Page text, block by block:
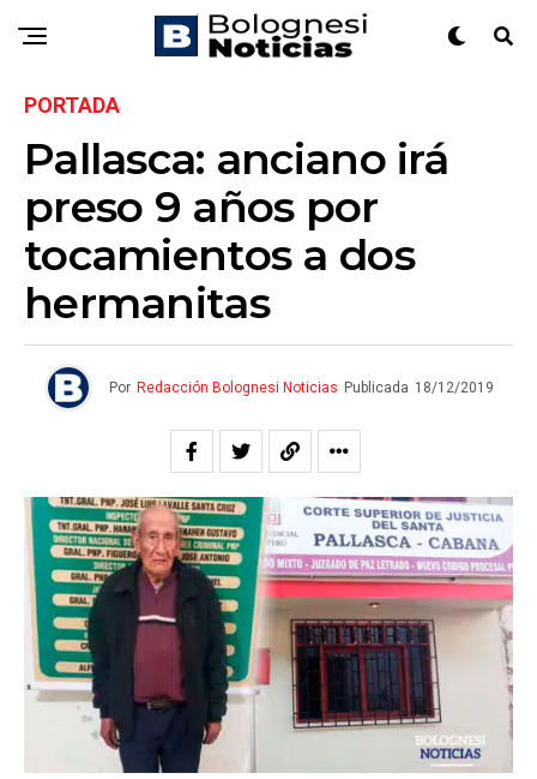
PORTADA
Pallasca: anciano irá
preso 9 años por
tocamientos a dos
hermanitas
Por Redacción Bolognesi Noticias Publicada 18/12/2019